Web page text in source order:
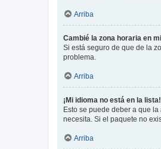
Arriba
Cambié la zona horaria en
Si está seguro de que de la
problema.
Arriba
¡Mi idioma no está en la lista!
Esto se puede deber a que
necesita. Si el paquete no
Arriba